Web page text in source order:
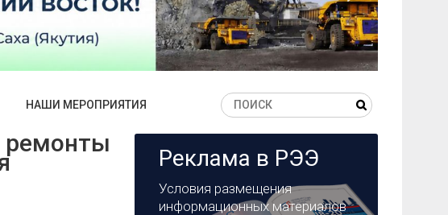
НАШИ МЕРОПРИЯТИЯ
ремонты
Реклама в РЭЭ
Условия размещения
информационных материалов